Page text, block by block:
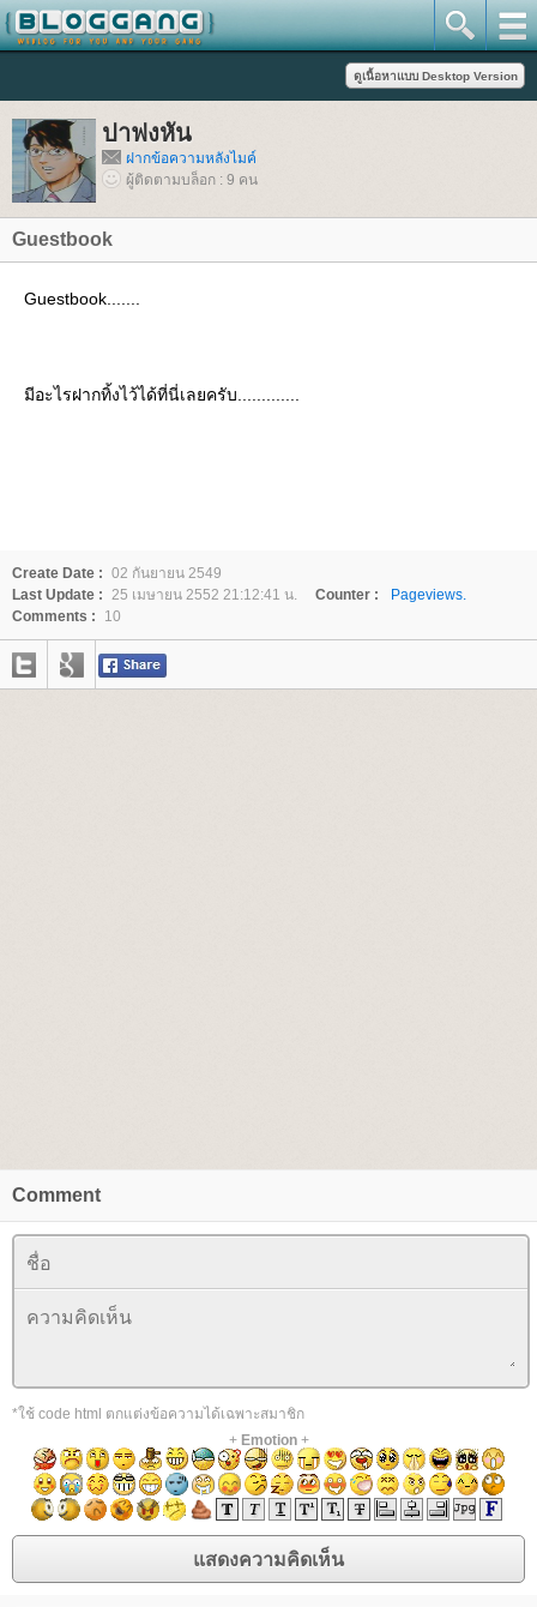
ปาฟงหัน
ฝากข้อความหลังไมค์
ผู้ติดตามบล็อก : 9 คน
Guestbook
Guestbook.......
มีอะไรฝากทิ้งไว้ได้ที่นี่เลยครับ.............
Create Date : 02 กันยายน 2549
Last Update : 25 เมษายน 2552 21:12:41 น. Counter :
Pageviews.
Comments :
10
Comment
*ใช้ code html ตกแต่งข้อความได้เฉพาะสมาชิก
+ Emotion+